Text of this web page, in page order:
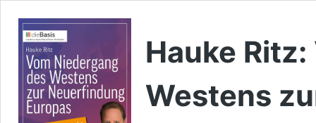
Hauke
Westens